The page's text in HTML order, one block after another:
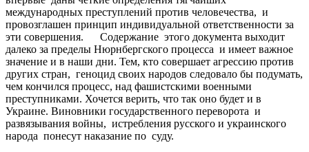
международных преступлений против человечества, и
провозглашен принцип индивидуальной ответственности за
эти совершения. Содержание этого документа выходит
далеко за пределы Нюрнбергского процесса и имеет важное
значение и в наши дни. Тем, кто совершает агрессию против
других стран, геноцид своих народов следовало бы подумать,
чем кончился процесс, над фашистскими военными
преступниками. Хочется верить, что так оно будет и в
Украине. Виновники государственного переворота и
развязывания войны, истребления русского и украинского
народа понесут наказание по суду.